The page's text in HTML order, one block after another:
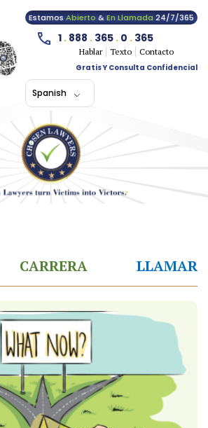
EstamosAbierto&En Llamada24/7/365
1 . 888 . 365 . 0 . 365
Hablar Texto
Contacto
Gratis Y Consulta Confidencial
Spanish
CARRERA LLAMAR